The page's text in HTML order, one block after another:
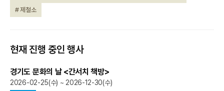
# 제철소
현재 진행 중인 행사
경기도 문화의 날 <간서치 책방>
2026-02-25(수) ~ 2026-12-30(수)